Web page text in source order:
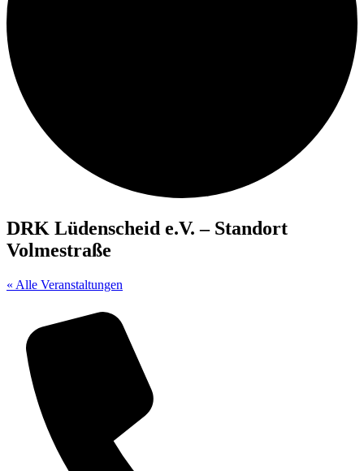
DRK Lüdenscheid e.V. – Standort
Volmestraße
« Alle Veranstaltungen